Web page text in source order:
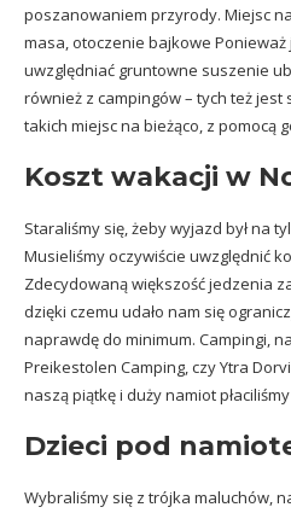
poszanowaniem przyrody. Miejsc
masa, otoczenie bajkowe
uwzględniać gruntowne suszenie
również z campingów – tych też
takich miejsc na bieżąco, z pomocą
Koszt wakacji w
Staraliśmy się, żeby wyjazd był na
Musieliśmy oczywiście uwzględnić
Zdecydowaną większość jedzenia
dzięki czemu udało nam się
naprawdę do minimum. Campingi,
Preikestolen Camping, czy Ytra
naszą piątkę i duży namiot
Dzieci pod
Wybraliśmy się z trójka maluchów,